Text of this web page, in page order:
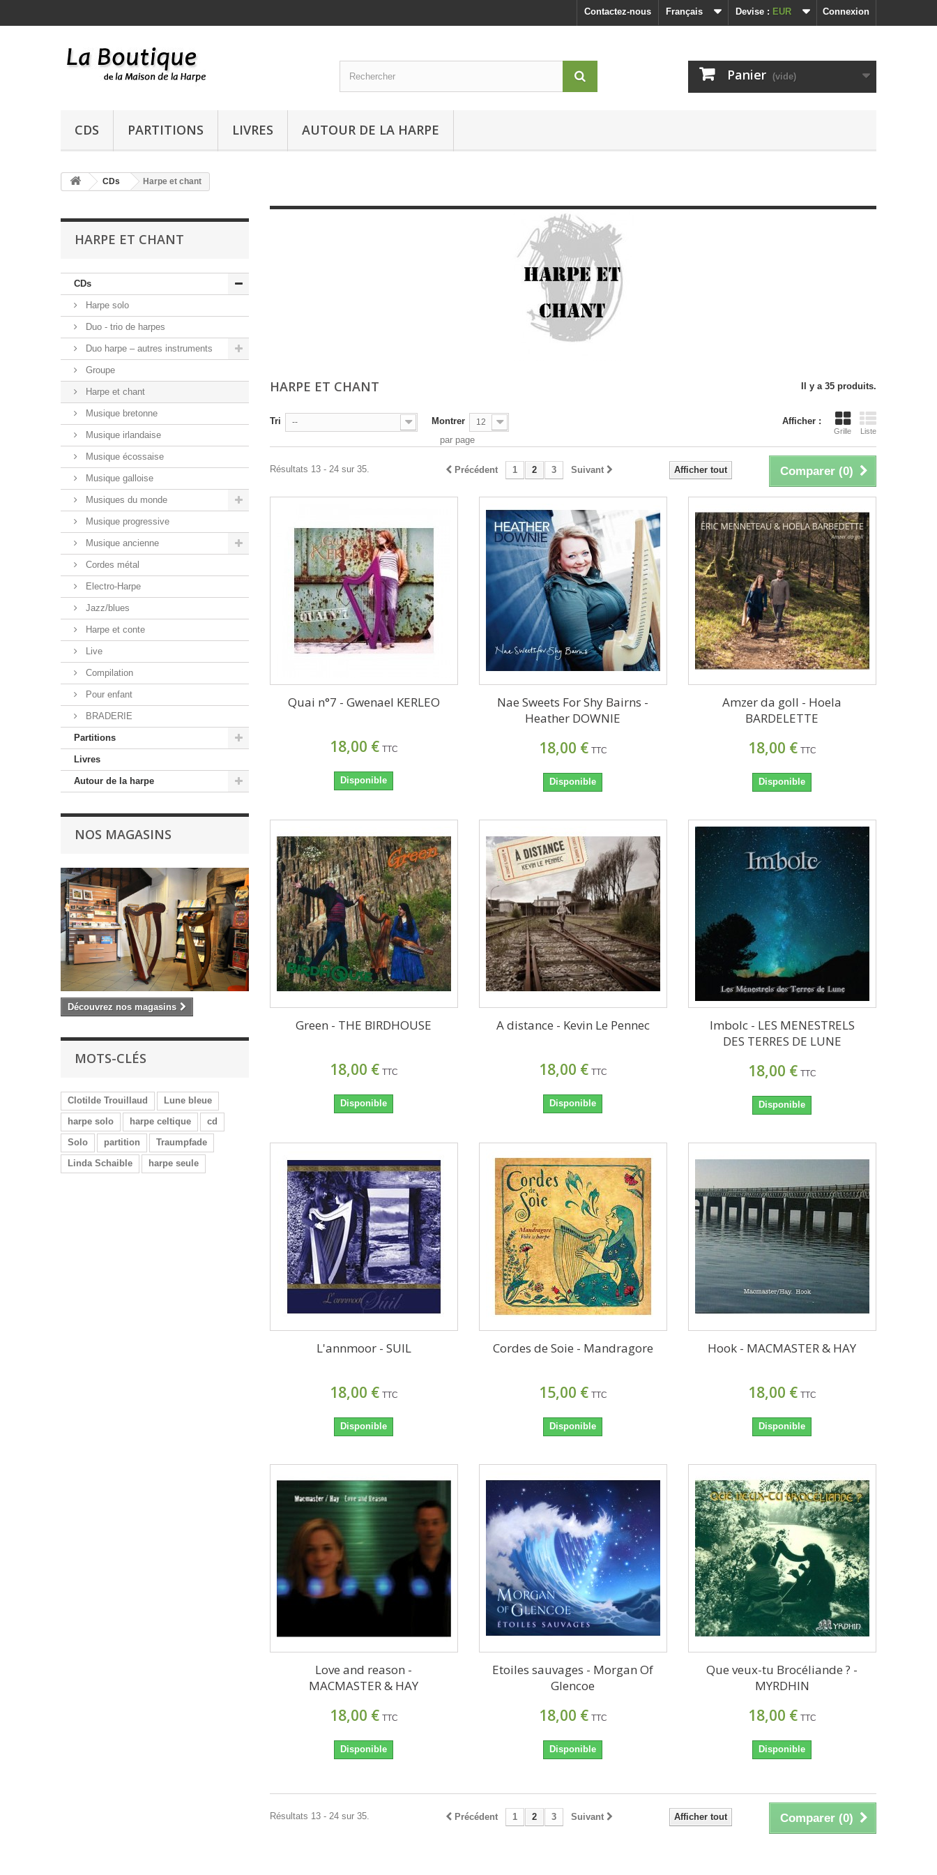
Connexion
Devise : EUR
Français
Contactez-nous
Panier (vide)
CDS PARTITIONS LIVRES AUTOUR DE LA HARPE
CDs Harpe et chant
HARPE ET CHANT
CDs
Harpe solo
Duo - trio de harpes
Duo harpe – autres instruments
Groupe
Harpe et chant
Musique bretonne
Musique irlandaise
Musique écossaise
Musique galloise
Musiques du monde
Musique progressive
Musique ancienne
Cordes métal
Electro-Harpe
Jazz/blues
Harpe et conte
Live
Compilation
Pour enfant
BRADERIE
Partitions
Livres
Autour de la harpe
NOS MAGASINS
Découvrez nos magasins
MOTS-CLÉS
Clotilde Trouillaud
Lune bleue
harpe solo
harpe celtique
cd
Solo
partition
Traumpfade
Linda Schaible
harpe seule
HARPE ET CHANT Il y a 35 produits.
Afficher :
Grille Liste
Tri -- Montrer 12
par page
Comparer (0)
Afficher tout
Précédent 1 2 3 Suivant
Résultats 13 - 24 sur 35.
Quai n°7 - Gwenael KERLEO
18,00 € TTC
Disponible
Nae Sweets For Shy Bairns -
Heather DOWNIE
18,00 € TTC
Disponible
Amzer da goll - Hoela
BARDELETTE
18,00 € TTC
Disponible
Green - THE BIRDHOUSE
18,00 € TTC
Disponible
A distance - Kevin Le Pennec
18,00 € TTC
Disponible
Imbolc - LES MENESTRELS
DES TERRES DE LUNE
18,00 € TTC
Disponible
L'annmoor - SUIL
18,00 € TTC
Disponible
Cordes de Soie - Mandragore
15,00 € TTC
Disponible
Hook - MACMASTER & HAY
18,00 € TTC
Disponible
Love and reason -
MACMASTER & HAY
18,00 € TTC
Disponible
Etoiles sauvages - Morgan Of
Glencoe
18,00 € TTC
Disponible
Que veux-tu Brocéliande ? -
MYRDHIN
18,00 € TTC
Disponible
Comparer (0)
Afficher tout
Précédent 1 2 3 Suivant
Résultats 13 - 24 sur 35.